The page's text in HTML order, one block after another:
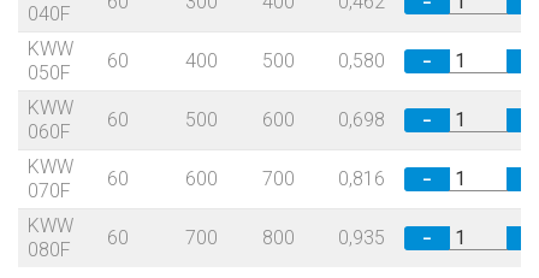
040F
KWW
050F
60 400 500 0,580 −
KWW
060F
60 500 600 0,698 −
KWW
070F
60 600 700 0,816 −
KWW
080F
60 700 800 0,935 −